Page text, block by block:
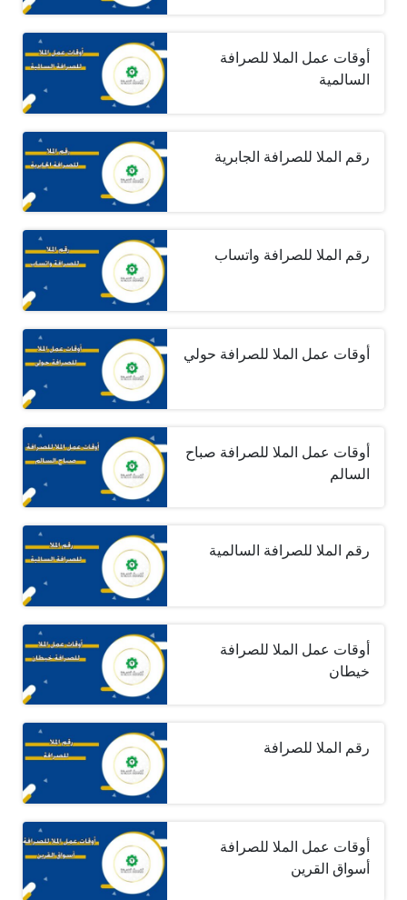
أوقات عمل الملا للصرافة
السالمية
رقم الملا للصرافة الجابرية
رقم الملا للصرافة واتساب
أوقات عمل الملا للصرافة حولي
أوقات عمل الملا للصرافة صباح
السالم
رقم الملا للصرافة السالمية
أوقات عمل الملا للصرافة
خيطان
رقم الملا للصرافة
أوقات عمل الملا للصرافة
أسواق القرين